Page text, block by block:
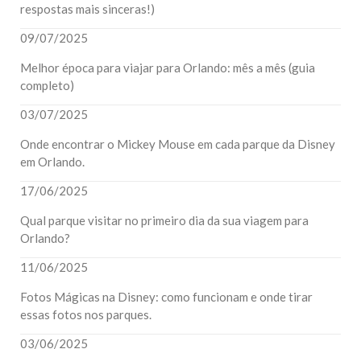
respostas mais sinceras!)
09/07/2025
Melhor época para viajar para Orlando: mês a mês (guia
completo)
03/07/2025
Onde encontrar o Mickey Mouse em cada parque da Disney
em Orlando.
17/06/2025
Qual parque visitar no primeiro dia da sua viagem para
Orlando?
11/06/2025
Fotos Mágicas na Disney: como funcionam e onde tirar
essas fotos nos parques.
03/06/2025